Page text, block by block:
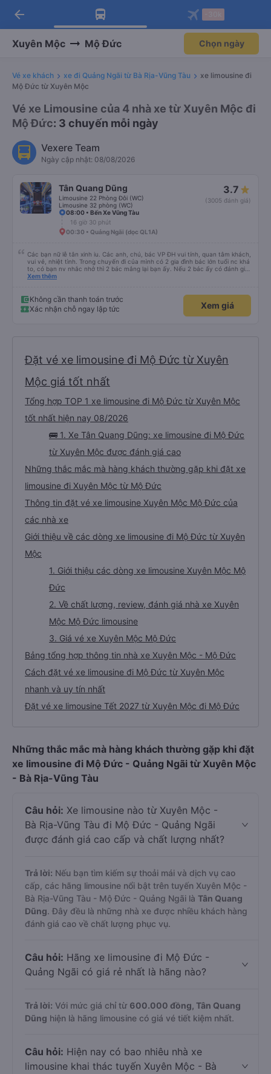
Tải app Vexere ngay!
Nhận ưu đãi thành viên độc
Mở app
Tải app Vexere
-30k/ghế khi đặt vé máy bay qua
Mở app
arrow_back
Xuyên Mộc Mộ Đức Chọn ngày
Vé xe khách xe đi Quảng Ngãi từ Bà Rịa-Vũng Tàu
xe limousine đi
Mộ Đức từ Xuyên Mộc
Vé xe Limousine của 4 nhà xe từ Xuyên Mộc đi
Mộ Đức: 3 chuyến mỗi ngày
Vexere Team
Ngày cập nhật: 08/08/2026
Tân Quang Dũng
Limousine 22 Phòng Đôi (WC)
Limousine 32 phòng (WC)
3.7
(3005 đánh giá)
08:00 • Bến Xe Vũng Tàu
16 giờ 30 phút
00:30 • Quảng Ngãi (dọc QL1A)
Các bạn nữ lễ tân xinh iu. Các anh, chú, bác VP ĐH vui tính, quan tâm khách,
vui vẻ, nhiệt tình. Trong chuyến đi của mình có 2 gia đình bác lớn tuổi nc khá
to, có bạn nv nhắc nhở thì 2 bác mắng lại bạn ấy. Nếu 2 bác ấy có đánh giá
xấu thì mình ngược lại nha. Bạn ấy nhắc nhở rất đúng. 2 bác nói rất to. To
bạn ấy nha. Nếu bạn ấy bị trừ thì bảo bạn ấy liên hệ sđt của mình, mình hỗ
trợ ạ. Số mình đuôi 666, chuyến ĐH-NT ngày 16/1. À các bạn nữ lễ tân xinh
iu còn đổi cho mình phòng đơn sang đôi xong còn note là (một mình) yêu
Xem thêm
Không cần thanh toán trước
Xác nhận chỗ ngay lập tức
Xem giá
Đặt vé xe limousine đi Mộ Đức từ Xuyên
Mộc giá tốt nhất
Tổng hợp TOP 1 xe limousine đi Mộ Đức từ Xuyên Mộc
tốt nhất hiện nay 08/2026
🚌 1. Xe Tân Quang Dũng: xe limousine đi Mộ Đức
từ Xuyên Mộc được đánh giá cao
Những thắc mắc mà hàng khách thường gặp khi đặt xe
limousine đi Xuyên Mộc từ Mộ Đức
Thông tin đặt vé xe limousine Xuyên Mộc Mộ Đức của
các nhà xe
Giới thiệu về các dòng xe limousine đi Mộ Đức từ Xuyên
Mộc
1. Giới thiệu các dòng xe limousine Xuyên Mộc Mộ
Đức
2. Về chất lượng, review, đánh giá nhà xe Xuyên
Mộc Mộ Đức limousine
3. Giá vé xe Xuyên Mộc Mộ Đức
Bảng tổng hợp thông tin nhà xe Xuyên Mộc - Mộ Đức
Cách đặt vé xe limousine đi Mộ Đức từ Xuyên Mộc
nhanh và uy tín nhất
Đặt vé xe limousine Tết 2027 từ Xuyên Mộc đi Mộ Đức
Những thắc mắc mà hàng khách thường gặp khi đặt
xe limousine đi Mộ Đức - Quảng Ngãi từ Xuyên Mộc
- Bà Rịa-Vũng Tàu
Câu hỏi: Xe limousine nào từ Xuyên Mộc -
Bà Rịa-Vũng Tàu đi Mộ Đức - Quảng Ngãi
được đánh giá cao cấp và chất lượng nhất?
Trả lời: Nếu bạn tìm kiếm sự thoải mái và dịch vụ cao
cấp, các hãng limousine nổi bật trên tuyến Xuyên Mộc -
Bà Rịa-Vũng Tàu - Mộ Đức - Quảng Ngãi là Tân Quang
Dũng. Đây đều là những nhà xe được nhiều khách hàng
đánh giá cao về chất lượng phục vụ.
Câu hỏi: Hãng xe limousine đi Mộ Đức -
Quảng Ngãi có giá rẻ nhất là hãng nào?
Trả lời: Với mức giá chỉ từ 600.000 đồng, Tân Quang
Dũng hiện là hãng limousine có giá vé tiết kiệm nhất.
Câu hỏi: Hiện nay có bao nhiêu nhà xe
limousine khai thác tuyến Xuyên Mộc - Bà